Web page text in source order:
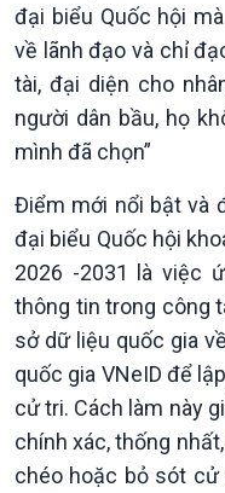
Chính phủ với người dân
Quốc hội với cử tri
Xây dựng đảng
Đảng trong cuộc sống
Nhận diện sự thật
Pháp luật và đời sống
đại biểu Quốc hội
về lãnh đạo và chỉ
tài, đại diện cho
người dân bầu, họ
mình đã chọn”
Điểm mới nổi bật và
đại biểu Quốc hội
2026 -2031 là việc
thông tin trong công
sở dữ liệu quốc gia
quốc gia VNeID để
cử tri. Cách làm này
chính xác, thống
chéo hoặc bỏ sót cử